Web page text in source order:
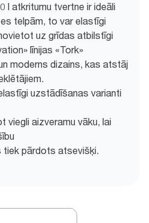
l atkritumu tvertne ir ideāli
telpām, to var elastīgi
uz grīdas atbilstīgi
līnijas «Tork»
moderns dizains, kas atstāj
uzstādīšanas varianti
viegli aizveramu vāku, lai
tiek pārdots atsevišķi.